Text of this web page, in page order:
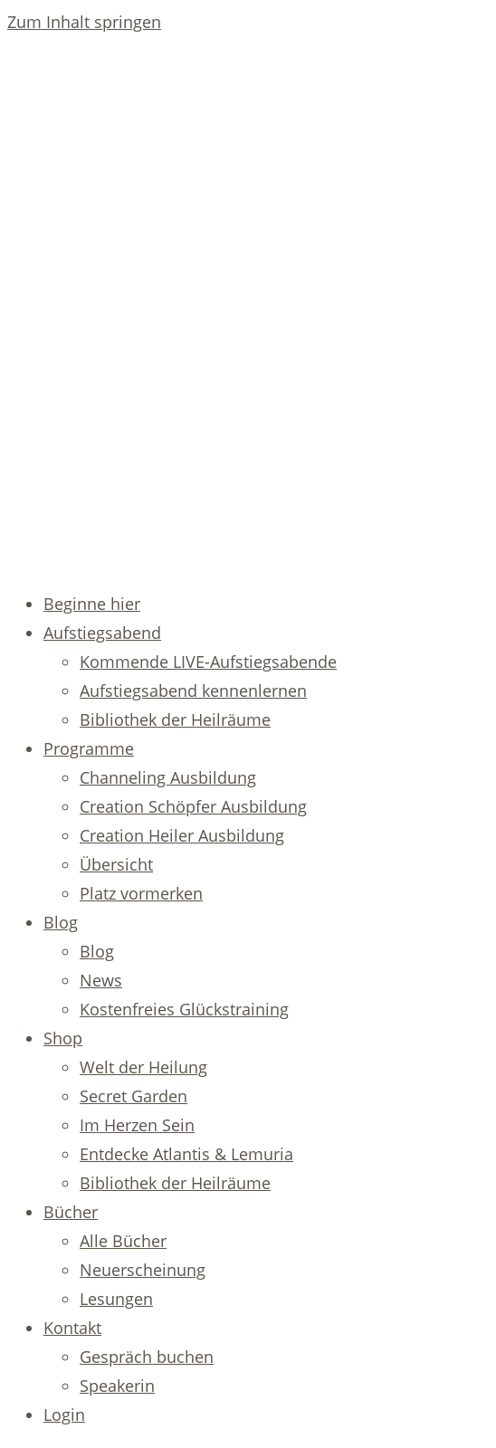
Zum Inhalt springen
Beginne hier
Aufstiegsabend
Kommende LIVE-Aufstiegsabende
Aufstiegsabend kennenlernen
Bibliothek der Heilräume
Programme
Channeling Ausbildung
Creation Schöpfer Ausbildung
Creation Heiler Ausbildung
Übersicht
Platz vormerken
Blog
Blog
News
Kostenfreies Glückstraining
Shop
Welt der Heilung
Secret Garden
Im Herzen Sein
Entdecke Atlantis & Lemuria
Bibliothek der Heilräume
Bücher
Alle Bücher
Neuerscheinung
Lesungen
Kontakt
Gespräch buchen
Speakerin
Login